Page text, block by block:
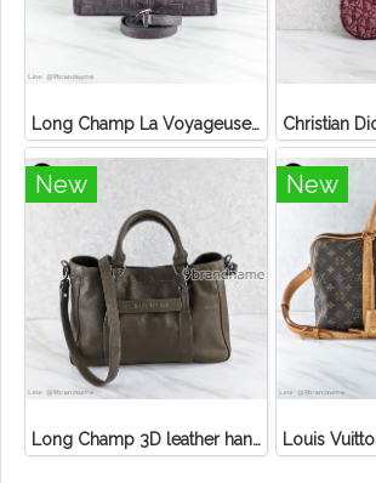
Long Champ La Voyageuse Bag Leather
New
Long Champ 3D leather handbag
New